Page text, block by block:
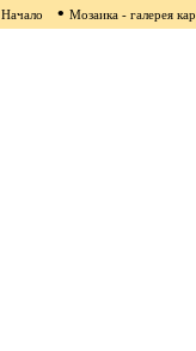
Начало • Мозаика - галерея